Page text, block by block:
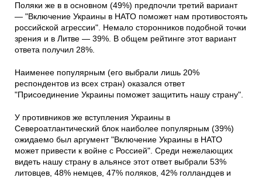
Поляки же в в основном (49%) предпочли третий вариант
— "Включение Украины в НАТО поможет нам противостоять
российской агрессии". Немало сторонников подобной точки
зрения и в Литве — 39%. В общем рейтинге этот вариант
ответа получил 28%.
Наименее популярным (его выбрали лишь 20%
респондентов из всех стран) оказался ответ
"Присоединение Украины поможет защитить нашу страну".
У противников же вступления Украины в
Североатлантический блок наиболее популярным (39%)
ожидаемо был аргумент "Включение Украины в НАТО
может привести к войне с Россией". Среди нежелающих
видеть нашу страну в альянсе этот ответ выбрали 53%
литовцев, 48% немцев, 47% поляков, 42% голландцев и